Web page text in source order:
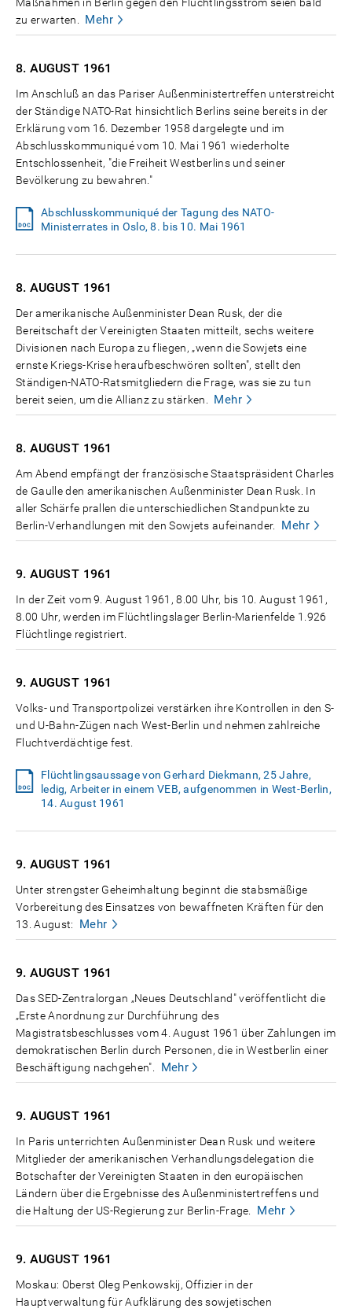
zu erwarten.
Mehr
8. AUGUST 1961
Im Anschluß an das Pariser Außenministertreffen unterstreicht
der Ständige NATO-Rat hinsichtlich Berlins seine bereits in der
Erklärung vom 16. Dezember 1958 dargelegte und im
Abschlusskommuniqué vom 10. Mai 1961 wiederholte
Entschlossenheit, "die Freiheit Westberlins und seiner
Bevölkerung zu bewahren."
Abschlusskommuniqué der Tagung des NATO-
Ministerrates in Oslo, 8. bis 10. Mai 1961
8. AUGUST 1961
Der amerikanische Außenminister Dean Rusk, der die
Bereitschaft der Vereinigten Staaten mitteilt, sechs weitere
Divisionen nach Europa zu fliegen, „wenn die Sowjets eine
ernste Kriegs-Krise heraufbeschwören sollten", stellt den
Ständigen-NATO-Ratsmitgliedern die Frage, was sie zu tun
bereit seien, um die Allianz zu stärken.
Mehr
8. AUGUST 1961
Am Abend empfängt der französische Staatspräsident Charles
de Gaulle den amerikanischen Außenminister Dean Rusk. In
aller Schärfe prallen die unterschiedlichen Standpunkte zu
Berlin-Verhandlungen mit den Sowjets aufeinander.
Mehr
9. AUGUST 1961
In der Zeit vom 9. August 1961, 8.00 Uhr, bis 10. August 1961,
8.00 Uhr, werden im Flüchtlingslager Berlin-Marienfelde 1.926
Flüchtlinge registriert.
9. AUGUST 1961
Volks- und Transportpolizei verstärken ihre Kontrollen in den S-
und U-Bahn-Zügen nach West-Berlin und nehmen zahlreiche
Fluchtverdächtige fest.
Flüchtlingsaussage von Gerhard Diekmann, 25 Jahre,
ledig, Arbeiter in einem VEB, aufgenommen in West-Berlin,
14. August 1961
9. AUGUST 1961
Unter strengster Geheimhaltung beginnt die stabsmäßige
Vorbereitung des Einsatzes von bewaffneten Kräften für den
13. August:
Mehr
9. AUGUST 1961
Das SED-Zentralorgan „Neues Deutschland" veröffentlicht die
„Erste Anordnung zur Durchführung des
Magistratsbeschlusses vom 4. August 1961 über Zahlungen im
demokratischen Berlin durch Personen, die in Westberlin einer
Beschäftigung nachgehen".
Mehr
9. AUGUST 1961
In Paris unterrichten Außenminister Dean Rusk und weitere
Mitglieder der amerikanischen Verhandlungsdelegation die
Botschafter der Vereinigten Staaten in den europäischen
Ländern über die Ergebnisse des Außenministertreffens und
die Haltung der US-Regierung zur Berlin-Frage.
Mehr
9. AUGUST 1961
Moskau: Oberst Oleg Penkowskij, Offizier in der
Hauptverwaltung für Aufklärung des sowjetischen